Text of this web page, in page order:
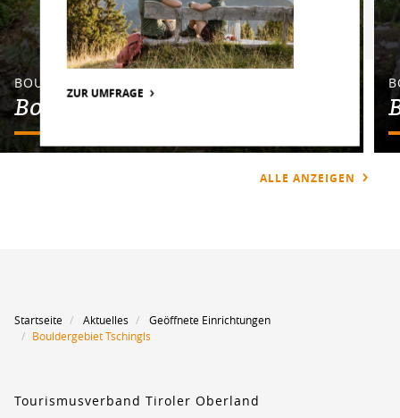
ZUR UMFRAGE
BOULDERN
Bouldergebiet Höll
ALLE ANZEIGEN
Startseite Aktuelles
Geöffnete Einrichtungen
Bouldergebiet Tschingls
Tourismusverband Tiroler Oberland